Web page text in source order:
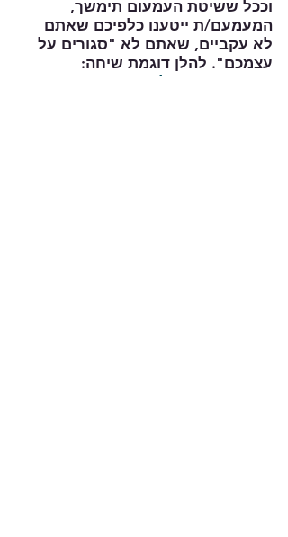
וככל ששיטת העמעום תימשך,
המעמעם/ת ייטענו כלפיכם שאתם
לא עקביים, שאתם לא "סגורים על
עצמכם". להלן דוגמת שיחה: